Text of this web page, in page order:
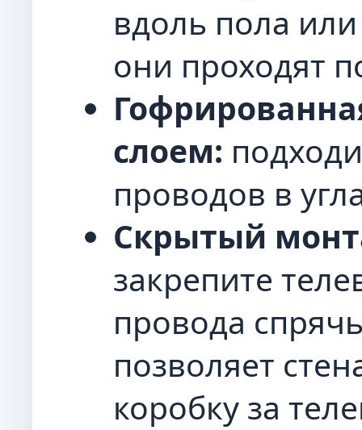
вдоль пола
они проходят
слоем:
проводов в
Скрытый
закрепите
провода
позволяет
коробку за